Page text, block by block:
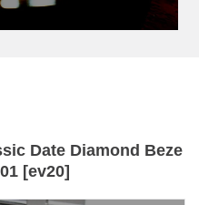
Date Diamond Beze
[ev20]